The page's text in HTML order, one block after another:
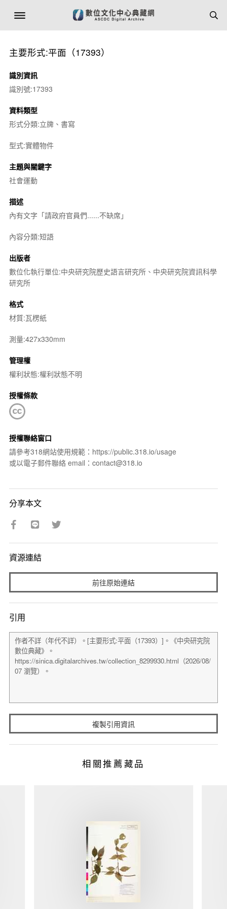
主要形式:平面（17393）
識別資訊
識別號:17393
資料類型
形式分類:立牌、書寫
型式:實體物件
主題與關鍵字
社會運動
描述
內有文字「請政府官員們......不缺席」
內容分類:短語
出版者
數位化執行單位:中央研究院歷史語言研究所、中央研究院資訊科學
研究所
格式
材質:瓦楞紙
測量:427x330mm
管理權
權利狀態:權利狀態不明
授權條款
授權聯絡窗口
請參考318網站使用規範：https://public.318.io/usage
或以電子郵件聯絡 email：contact@318.io
分享本文
資源連結
前往原始連結
引用
複製引用資訊
相關推薦藏品